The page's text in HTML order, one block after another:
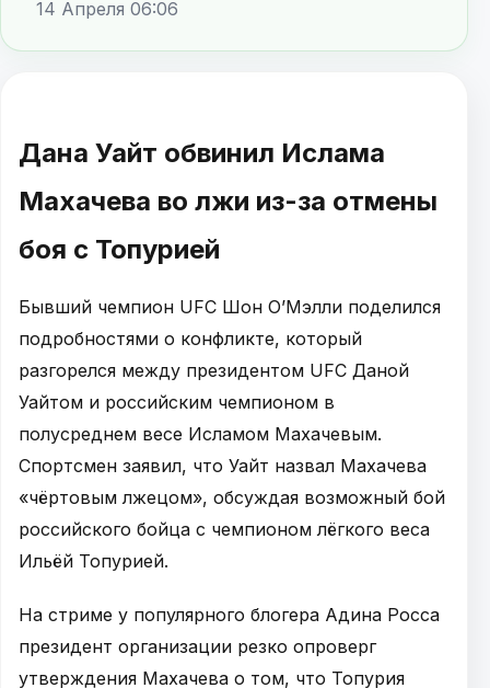
14 Апреля 06:06
Дана Уайт обвинил Ислама
Махачева во лжи из-за отмены
боя с Топурией
Бывший чемпион UFC Шон О’Мэлли поделился
подробностями о конфликте, который
разгорелся между президентом UFC Даной
Уайтом и российским чемпионом в
полусреднем весе Исламом Махачевым.
Спортсмен заявил, что Уайт назвал Махачева
«чёртовым лжецом», обсуждая возможный бой
российского бойца с чемпионом лёгкого веса
Ильёй Топурией.
На стриме у популярного блогера Адина Росса
президент организации резко опроверг
утверждения Махачева о том, что Топурия